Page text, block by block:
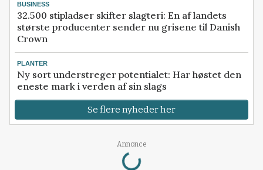
BUSINESS
32.500 stipladser skifter slagteri: En af landets
største producenter sender nu grisene til Danish
Crown
PLANTER
Ny sort understreger potentialet: Har høstet den
eneste mark i verden af sin slags
Se flere nyheder her
Annonce
Loading...